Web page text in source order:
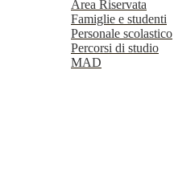
Area Riservata
Famiglie e studenti
Personale scolastico
Percorsi di studio
MAD